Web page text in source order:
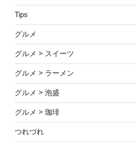
Tips
グルメ
グルメ > スイーツ
グルメ > ラーメン
グルメ > 泡盛
グルメ > 珈琲
つれづれ